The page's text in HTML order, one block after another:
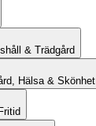
& Trädgård
Hälsa & Skönhet